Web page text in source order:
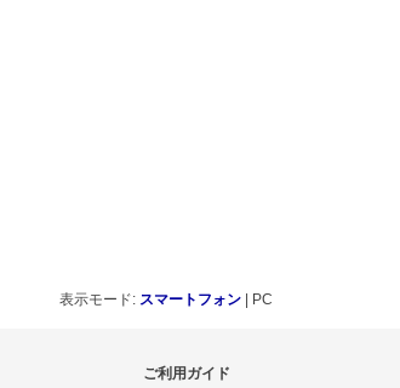
表示モード: スマートフォン | PC
ご利用ガイド